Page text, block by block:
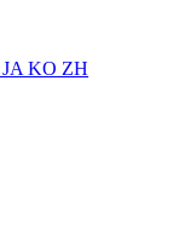
JA KO ZH